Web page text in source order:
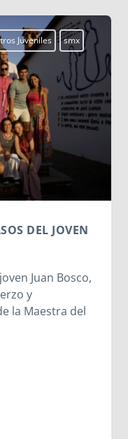
Juveniles smx
DEL JOVEN
Juan Bosco,
y
la Maestra del